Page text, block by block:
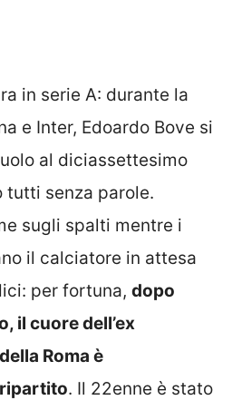
in serie A: durante la
e Inter, Edoardo Bove si
al diciassettesimo
tutti senza parole.
sugli spalti mentre i
il calciatore in attesa
per fortuna, dopo
il cuore dell’ex
Roma è
. Il 22enne è stato